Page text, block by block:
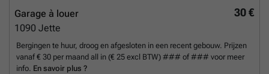
30 €
Garage à louer
1090 Jette
Bergingen te huur, droog en afgesloten in een recent gebouw. Prijzen
vanaf € 30 per maand all in (€ 25 excl BTW) ### of ### voor meer
info. En savoir plus ?